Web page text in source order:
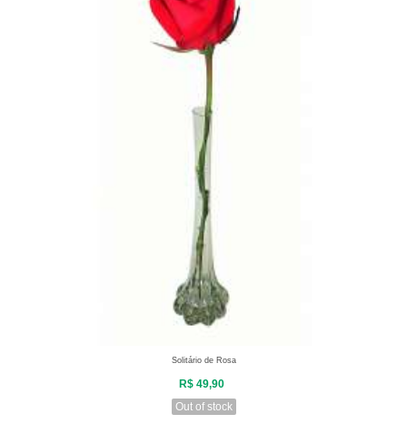
Solitário de Rosa
R$ 49,90
Out of stock